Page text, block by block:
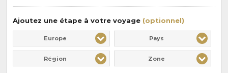
:
Ajoutez une étape à votre voyage (optionnel)
Europe Pays
Région Zone